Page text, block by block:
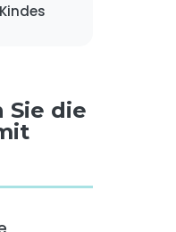
Sie die